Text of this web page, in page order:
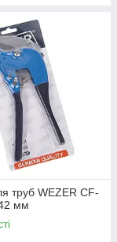
труб WEZER CF-
мм